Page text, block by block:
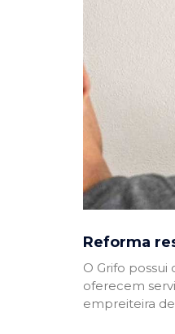
Reforma
O Grifo
oferecem
empreiteira